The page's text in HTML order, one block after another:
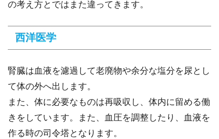
の考え方とではまた違ってきます。
西洋医学
腎臓は血液を濾過して老廃物や余分な塩分を尿とし
て体の外へ出します。
また、体に必要なものは再吸収し、体内に留める働
きをしています。また、血圧を調整したり、血液を
作る時の司令塔となります。